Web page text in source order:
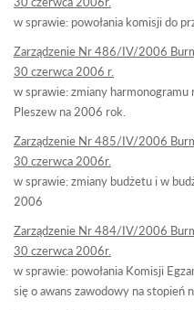
w sprawie: powołania komisji do
Zarządzenie Nr 486/IV/2006
30 czerwca 2006 r.
w sprawie: zmiany
Pleszew na 2006 rok.
Zarządzenie Nr 485/IV/2006
30 czerwca 2006r.
w sprawie: zmiany budżetu i w
2006
Zarządzenie Nr 484/IV/2006
30 czerwca 2006r.
w sprawie: powołania Komisji
się o awans zawodowy na stopień